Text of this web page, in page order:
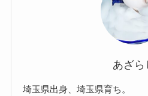
あざら
埼玉県出身、埼玉県育ち。